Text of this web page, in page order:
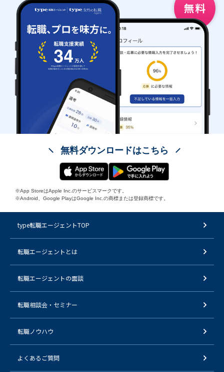
無料ダウンロードはこちら
※App StoreはApple Inc.のサービスマークです。
※Android、Google PlayはGoogle Inc.の商標または登録商標です。
type転職エージェントTOP
転職エージェントとは
転職エージェントの面談
転職相談会・セミナー
転職ノウハウ
よくあるご質問